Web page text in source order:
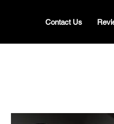
Contact Us